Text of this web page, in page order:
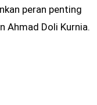
peran penting
Ahmad Doli Kurnia.